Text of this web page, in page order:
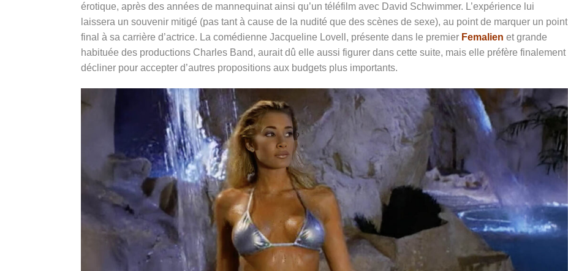
érotique, après des années de mannequinat ainsi qu’un téléfilm avec David Schwimmer. L’expérience lui
laissera un souvenir mitigé (pas tant à cause de la nudité que des scènes de sexe), au point de marquer un point
final à sa carrière d’actrice. La comédienne Jacqueline Lovell, présente dans le premier Femalien et grande
habituée des productions Charles Band, aurait dû elle aussi figurer dans cette suite, mais elle préfère finalement
décliner pour accepter d’autres propositions aux budgets plus importants.